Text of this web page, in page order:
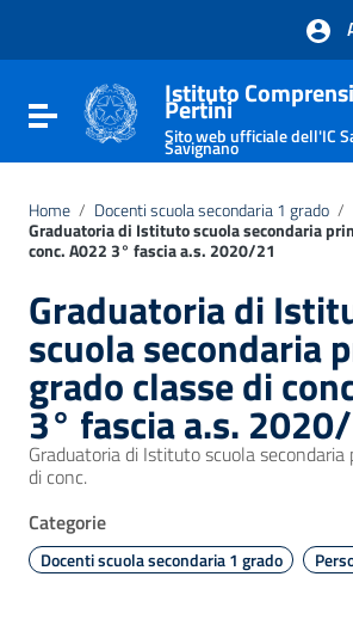
Vai al footer
Attiva / disattiva la navigazione
Istituto
Pertini
Sito web ufficiale dell'IC
Savignano
Home / Docenti scuola secondaria 1 grado /
Graduatoria di Istituto scuola secondaria
conc. A022 3° fascia a.s. 2020/21
Graduatoria di
scuola secondaria
grado classe di
3° fascia a.s.
Graduatoria di Istituto scuola secondaria
di conc.
Categorie
Docenti scuola secondaria 1 grado